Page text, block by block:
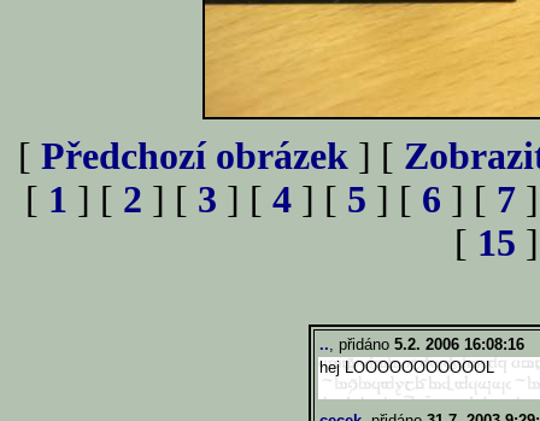
[ Předchozí obrázek ] [
[ 1 ] [ 2 ] [ 3 ] [ 4 ] [ 5 ] [ 6 ] [ 7
[ 15
.., přidáno 5.2. 2006 16:08:16
hej LOOOOOOOOOOOL